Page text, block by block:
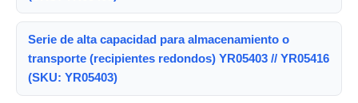
Serie de alta capacidad para almacenamiento o
transporte (recipientes redondos) YR05403 // YR05416
(SKU: YR05403)